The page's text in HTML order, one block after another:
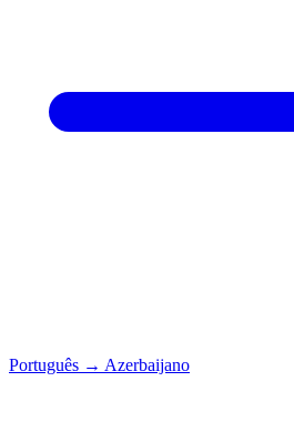
Português → Azerbaijano